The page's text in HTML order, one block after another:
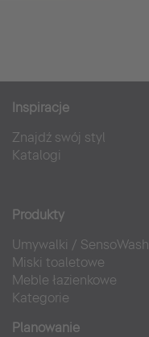
Inspiracje
Znajdź swój styl
Katalogi
Produkty
Umywalki / SensoWash
Miski toaletowe
Meble łazienkowe
Kategorie
Planowanie